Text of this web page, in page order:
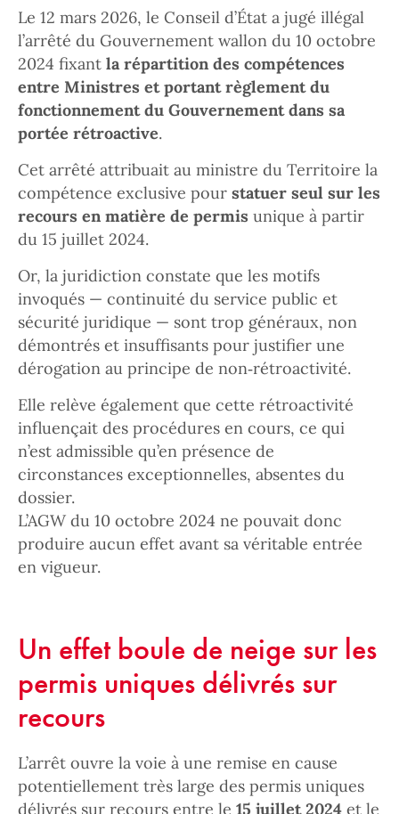
Le 12 mars 2026, le Conseil d’État a jugé illégal
l’arrêté du Gouvernement wallon du 10 octobre
2024 fixant la répartition des compétences
entre Ministres et portant règlement du
fonctionnement du Gouvernement dans sa
portée rétroactive.
Cet arrêté attribuait au ministre du Territoire la
compétence exclusive pour statuer seul sur les
recours en matière de permis unique à partir
du 15 juillet 2024.
Or, la juridiction constate que les motifs
invoqués — continuité du service public et
sécurité juridique — sont trop généraux, non
démontrés et insuffisants pour justifier une
dérogation au principe de non‑rétroactivité.
Elle relève également que cette rétroactivité
influençait des procédures en cours, ce qui
n’est admissible qu’en présence de
circonstances exceptionnelles, absentes du
dossier.
L’AGW du 10 octobre 2024 ne pouvait donc
produire aucun effet avant sa véritable entrée
en vigueur.
Un effet boule de neige sur les
permis uniques délivrés sur
recours
L’arrêt ouvre la voie à une remise en cause
potentiellement très large des permis uniques
délivrés sur recours entre le 15 juillet 2024 et le